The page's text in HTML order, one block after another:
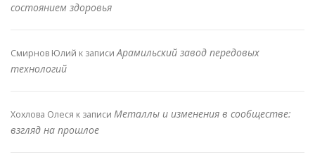
состоянием здоровья
Смирнов Юлий к записиАрамильский завод передовых
технологий
Хохлова Олеся к записи Металлы и изменения в сообществе:
взгляд на прошлое